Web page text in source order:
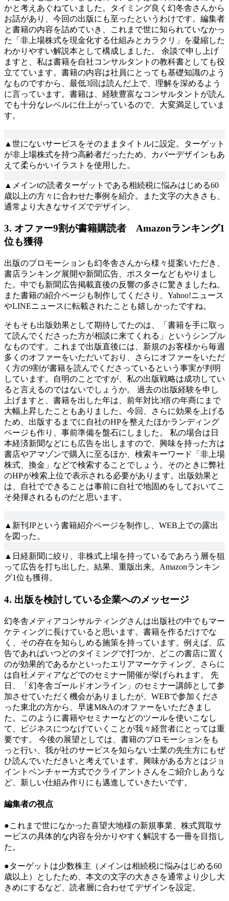
かと考えあぐねていました。タイミング良く幻冬舎さんから
お話があり、今回の出版にも至ったというわけです。編集者
と書籍の内容を詰めていき、これまで世に知られていなかっ
た「非上場株式を現金化する仕組みとカラクリ」を凝縮した
わかりやすい解説本として構成しました。 余談で申し上げ
ますと、私は書籍を自社コンサルタントの教科書としても役
立てています。書籍の内容は社員にとっても基礎知識のよう
なものですから、最低3回は読んだ上で、理解を深めるよう
に言っています。書籍は、経験豊富なコンサルタントが読ん
でも十分なレベルに仕上がっているので、大変満足していま
す。
▲世にないサービスをそのままタイトルに設定。ターゲット
が非上場株式を持つ高齢者だったため、カバーデザインもあ
えて柔らかいイラストを使用した。
▲メインtの読者ターゲットである相続税に悩みはじめる60
歳以上の方々に合わせた事例を紹介。また文字の大きさも、
通常より大きなサイズでデザイン。
3. オファー9割が書籍購読者 Amazonランキング1
位も獲得
出版のプロモーションも幻冬舎さんから様々提案いただき、
書店ランキング展開や新聞広告、ポスターなどもやりまし
た。中でも新聞広告掲載直後の反響の多さに驚きましたね。
また書籍の紹介ページも制作してくださり、Yahoo!ニュース
やLINEニュースに転載されたことも嬉しかったですね。
そもそも出版効果として期待してたのは、「書籍を手に取っ
て読んでくださった方が相談に来てくれる」というシンプル
なものです。これまで出版直後には、新規のお客様から毎週
多くのオファーをいただいており、さらにオファーをいただ
く方の9割が書籍を読んでくださっているという事実が判明
しています。自明のことですが、私の出版戦略は成功してい
ると言えるのではないでしょうか。 過去の出版経験を申し
上げますと、書籍を出した年は、前年対比3倍の年商にまで
大幅上昇したこともありました。今回、さらに効果を上げる
ため、出版するまでに自社のHPを整えたほかランディング
ページも作り、事前準備を盤石にしました。 私の場合は日
本経済新聞などにも広告を出しますので、興味を持った方は
書店やアマゾンで購入に至るほか、検索キーワード「非上場
株式、換金」などで検索することでしょう。そのときに弊社
のHPが検索上位で表示される必要があります。出版効果と
は、自社でできることは事前に自社で地固めをしておいてこ
そ発揮されるものだと思います。
▲新刊JPという書籍紹介ページを制作し、WEB上での露出
を図った。
▲日経新聞に絞り、非株式上場を持っているであろう層を狙
って広告を打ち出した。結果、重版出来。Amazonランキン
グ1位も獲得。
4. 出版を検討している企業へのメッセージ
幻冬舎メディアコンサルティングさんは出版社の中でもマー
ケティングに長けていると思います。書籍を作るだけでな
く、その存在を知らしめる施策を持っています。例えば、広
告であればいつどのタイミングで打つか、どこの書店に置く
のが効果的であるかといったエリアマーケティング、さらに
は自社メディアなどでのセミナー開催が挙げられます。 先
日、「幻冬舎ゴールドオンライン」のセミナー講師として参
加させていただく機会がありましたが、WEBで参加くださ
った東北の方から、早速M&Aのオファーをいただきまし
た。このように書籍やセミナーなどのツールを使いこなし
て、ビジネスにつなげていくことが我々経営者にとっては重
要です。 今後の展望としては、書籍のプロモーションをも
っと行い、我が社のサービスを知らない士業の先生方にもぜ
ひ読んでいただきいと考えています。興味がある方とはジョ
イントベンチャー方式でクライアントさんをご紹介しあうな
ど、新しい仕組み作りにも邁進していきたいです。
編集者の視点
●これまで世になかった喜望大地様の新規事業、株式買取サ
ービスの具体的な内容を分かりやすく解説する一冊を目指し
た。
●ターゲットは少数株主（メインは相続税に悩みはじめる60
歳以上）としたため、本文の文字の大きさを通常より少し大
きめにするなど、読者層に合わせてデザインを設定。